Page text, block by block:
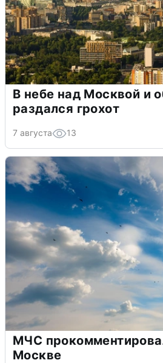
В небе над Москвой и
раздался грохот
7 августа 13
МЧС
Москве